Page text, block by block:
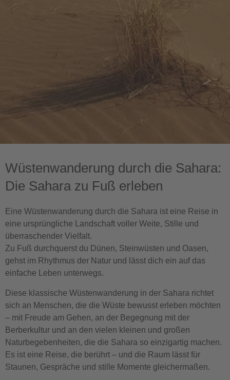
Wüstenwanderung durch die Sahara:
Die Sahara zu Fuß erleben
Eine Wüstenwanderung durch die Sahara ist eine Reise in
eine ursprüngliche Landschaft voller Weite, Stille und
überraschender Vielfalt.
Zu Fuß durchquerst du Dünen, Steinwüsten und Oasen,
gehst im Rhythmus der Natur und lässt dich ein auf das
einfache Leben unterwegs.
Diese klassische Wüstenwanderung in der Sahara richtet
sich an Menschen, die die Wüste bewusst erleben möchten
– mit Freude am Gehen, an der Begegnung mit der
Berberkultur und an den vielen kleinen und großen
Naturbegebenheiten, die die Sahara so einzigartig machen.
Es ist eine Reise, die berührt – und die Raum lässt für
Staunen, Gespräche und stille Momente gleichermaßen.